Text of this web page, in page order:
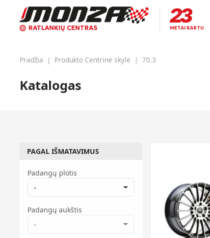
RATLANKIŲ CENTRAS METAI KARTU
Pradžia | Produkto Centrinė skylė | 70.3
Katalogas
PAGAL IŠMATAVIMUS
Padangų plotis
-
Padangų aukštis
-